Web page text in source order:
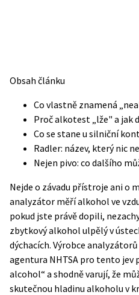
Obsah článku
Co vlastně znamená
Proč alkotest „lže" a jak
Co se stane u silniční
Radler: název, který nic
Nejen pivo: co dalšího
Nejde o závadu přístroje ani o
analyzátor měří alkohol ve
pokud jste právě dopili,
zbytkový alkohol ulpělý v
dýchacích. Výrobce
agentura NHTSA pro tento
alcohol“ a shodně varují, že
skutečnou hladinu alkoholu v